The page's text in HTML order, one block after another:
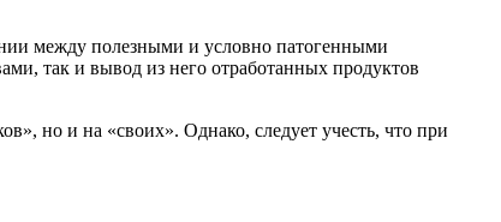
между полезными и условно патогенными
так и вывод из него отработанных продуктов
но и на «своих». Однако, следует учесть, что при